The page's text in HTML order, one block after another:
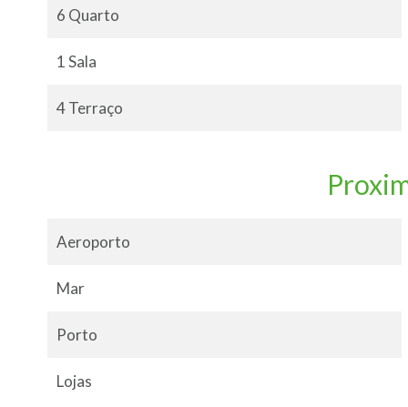
6 Quarto
1 Sala
4 Terraço
Aeroporto
Mar
Porto
Lojas